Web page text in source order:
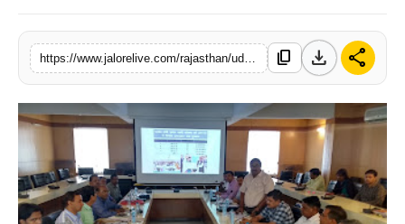
content_copy download share